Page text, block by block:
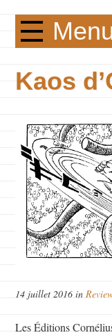
Kaos
14 juillet 2016 in
Les Éditions